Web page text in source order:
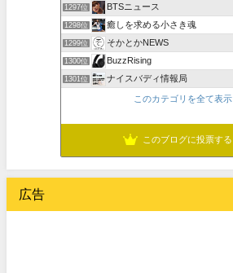
1297位 BTSニュース
1298位 癒しを求める小さき魂
1299位 そかとかNEWS
1300位 BuzzRising
1301位 ナイスバディ情報局
このカテゴリを全て表示
このブログに投票する
広告